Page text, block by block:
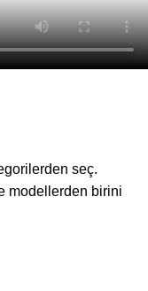
seç.
modellerden birini